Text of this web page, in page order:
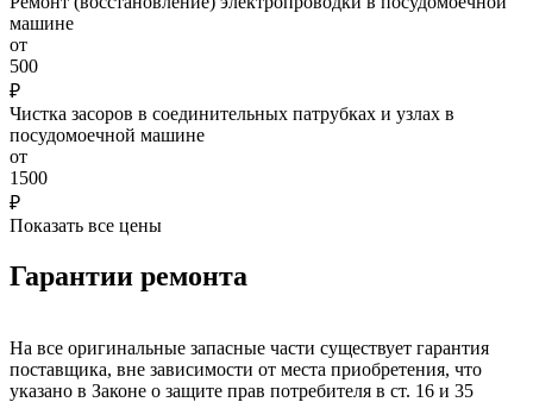
машине
от
500
₽
Чистка засоров в соединительных патрубках и узлах в
посудомоечной машине
от
1500
₽
Показать все цены
Гарантии ремонта
На все оригинальные запасные части существует гарантия
поставщика, вне зависимости от места приобретения, что
указано в Законе о защите прав потребителя в ст. 16 и 35